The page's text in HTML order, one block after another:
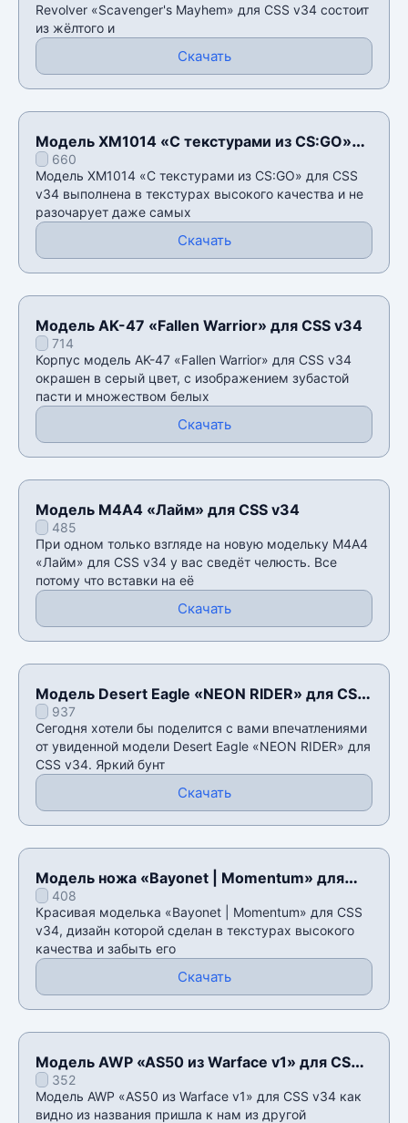
Revolver «Scavenger's Mayhem» для CSS v34 состоит
из жёлтого и
Скачать
Модель XM1014 «С текстурами из CS:GO»
для CSS v34
660
Модель XM1014 «С текстурами из CS:GO» для CSS
v34 выполнена в текстурах высокого качества и не
разочарует даже самых
Скачать
Модель AK-47 «Fallen Warrior» для CSS v34
714
Корпус модель AK-47 «Fallen Warrior» для CSS v34
окрашен в серый цвет, с изображением зубастой
пасти и множеством белых
Скачать
Модель М4А4 «Лайм» для CSS v34
485
При одном только взгляде на новую модельку М4А4
«Лайм» для CSS v34 у вас сведëт челюсть. Все
потому что вставки на её
Скачать
Модель Desert Eagle «NEON RIDER» для CSS
v34937
Сегодня хотели бы поделится с вами впечатлениями
от увиденной модели Desert Eagle «NEON RIDER» для
CSS v34. Яркий бунт
Скачать
Модель ножа «Bayonet | Momentum» для
CSS v34
408
Красивая моделька «Bayonet | Momentum» для CSS
v34, дизайн которой сделан в текстурах высокого
качества и забыть его
Скачать
Модель AWP «AS50 из Warface v1» для CSS
v34352
Модель AWP «AS50 из Warface v1» для CSS v34 как
видно из названия пришла к нам из другой